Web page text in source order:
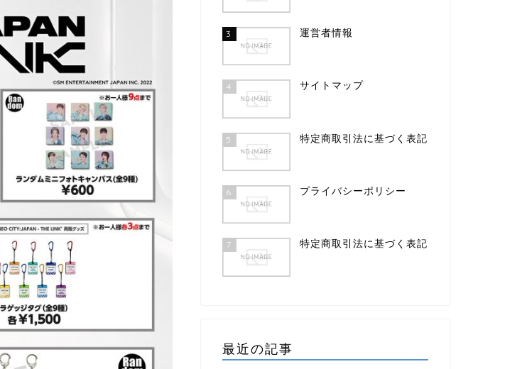
3 運営者情報
4 サイトマップ
5 特定商取引法に基づく表記
6 プライバシーポリシー
7 特定商取引法に基づく表記
最近の記事